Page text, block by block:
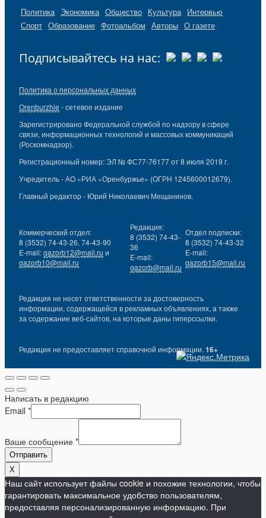
Политика Экономика Общество Культура Интервью
Спорт Образование Фотоальбом Авторы О газете
Подписывайтесь на нас:
Политика о персональных данных
Orenburzhie - сетевое издание
Зарегистрировано Федеральной службой по надзору в сфере
связи, информационных технологий и массовых коммуникаций
(Роскомнадзор).
Регистрационный номер: ЭЛ № ФС77-76177 от 8 июля 2019 г.
Учредитель - АО «РИА «Оренбуржье» (ОГРН 1245600012679).
Главный редактор - Юрий Николаевич Мещанинов.
Коммерческий отдел:
8 (3532) 74-43-26, 74-43-90
E-mail:gazorb12@mail.ru и
gazorb10@mail.ru
Редакция:
8 (3532) 74-43-
36
E-mail:
gazorb@mail.ru
Отдел подписки:
8 (3532) 74-43-32
E-mail:
gazorb15@mail.ru
Редакция не несет ответственности за достоверность
информации, содержащейся в рекламных объявлениях, а также
за содержание веб-сайтов, на которые даны гиперссылки.
Редакция не предоставляет справочной информации. 16+
Написать в редакцию
Email *
Ваше сообщение *
Отправить
X
Наш сайт использует файлы cookie и похожие технологии, чтобы
гарантировать максимальное удобство пользователям,
предоставляя персонализированную информацию. При